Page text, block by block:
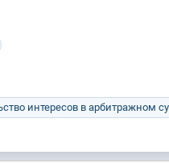
интересов в арбитражном